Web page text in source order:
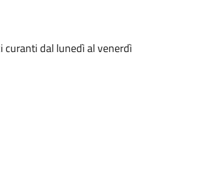
curanti dal lunedì al venerdì